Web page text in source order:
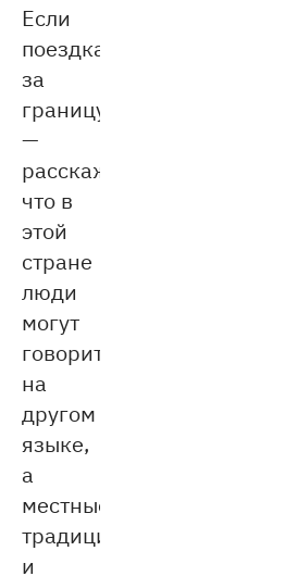
Если
поездка
за
границу
—
расскажите,
что в
этой
стране
люди
могут
говорить
на
другом
языке,
а
местные
традиции
и